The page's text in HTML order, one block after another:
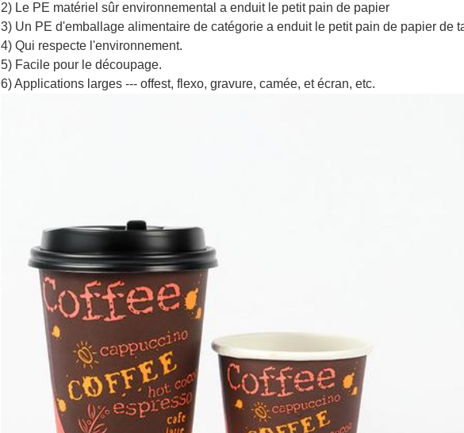
2) Le PE matériel sûr environnemental a enduit le petit pain de papier
3) Un PE d'emballage alimentaire de catégorie a enduit le petit pain de papier de
4) Qui respecte l'environnement.
5) Facile pour le découpage.
6) Applications larges --- offest, flexo, gravure, camée, et écran, etc.